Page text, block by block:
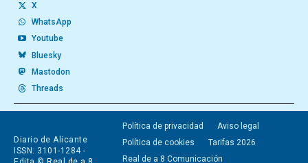
X
WhatsApp
Youtube
Bluesky
Mastodon
Threads
Diario de Alicante
ISSN: 3101-1284 -
Política de privacidad
Aviso legal
Política de cookies
Tarifas 2026
Real de a 8 Comunicación